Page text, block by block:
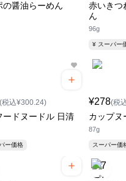
の醤油らーめん
赤いきつ
ん
96g
¥ スーパー
(税込¥300.24)
ードヌードル 日清
パー価格
¥278(税
カップヌ
87g
スーパー価